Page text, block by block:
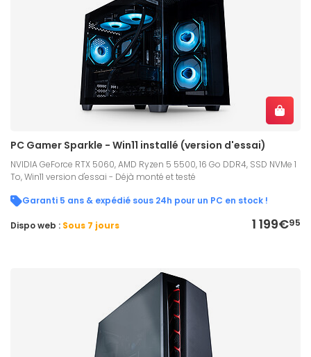
PC Gamer Sparkle - Win11 installé (version d'essai)
NVIDIA GeForce RTX 5060, AMD Ryzen 5 5500, 16 Go DDR4, SSD NVMe 1
To, Win11 version d'essai - Déjà monté et testé
Garanti 5 ans & expédié sous 24h pour un PC en stock !
1 199€95
Dispo web : Sous 7 jours